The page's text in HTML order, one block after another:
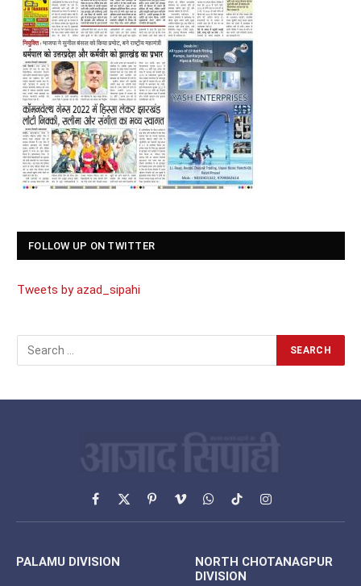
FOLLOW UP ON TWITTER
Tweets by azad_sipahi
Facebook
X
(Twitter)
PinterestVimeoWhatsApp
TikTokInstagram
PALAMU DIVISION
NORTH CHOTANAGPUR
DIVISION